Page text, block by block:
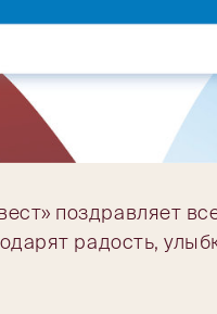
поздравляет
радость,